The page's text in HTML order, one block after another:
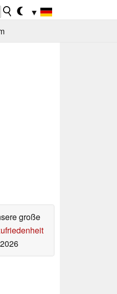
▼
große